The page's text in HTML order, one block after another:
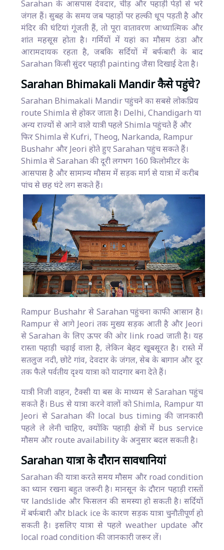
Sarahan के आसपास देवदार, चीड़ और पहाड़ी पेड़ों से भरे
जंगल हैं। सुबह के समय जब पहाड़ों पर हल्की धूप पड़ती है और
मंदिर की घंटियां गूंजती हैं, तो पूरा वातावरण आध्यात्मिक और
शांत महसूस होता है। गर्मियों में यहां का मौसम ठंडा और
आरामदायक रहता है, जबकि सर्दियों में बर्फबारी के बाद
Sarahan किसी सुंदर पहाड़ी painting जैसा दिखाई देता है।
Sarahan Bhimakali Mandir कैसे पहुंचे?
Sarahan Bhimakali Mandir पहुंचने का सबसे लोकप्रिय
route Shimla से होकर जाता है। Delhi, Chandigarh या
अन्य राज्यों से आने वाले यात्री पहले Shimla पहुंचते हैं और
फिर Shimla से Kufri, Theog, Narkanda, Rampur
Bushahr और Jeori होते हुए Sarahan पहुंच सकते हैं।
Shimla से Sarahan की दूरी लगभग 160 किलोमीटर के
आसपास है और सामान्य मौसम में सड़क मार्ग से यात्रा में करीब
पांच से छह घंटे लग सकते हैं।
Rampur Bushahr से Sarahan पहुंचना काफी आसान है।
Rampur से आगे Jeori तक मुख्य सड़क आती है और Jeori
से Sarahan के लिए ऊपर की ओर link road जाती है। यह
रास्ता पहाड़ी चढ़ाई वाला है, लेकिन बेहद खूबसूरत है। रास्ते में
सतलुज नदी, छोटे गांव, देवदार के जंगल, सेब के बागान और दूर
तक फैले पर्वतीय दृश्य यात्रा को यादगार बना देते हैं।
यात्री निजी वाहन, टैक्सी या बस के माध्यम से Sarahan पहुंच
सकते हैं। Bus से यात्रा करने वालों को Shimla, Rampur या
Jeori से Sarahan की local bus timing की जानकारी
पहले ले लेनी चाहिए, क्योंकि पहाड़ी क्षेत्रों में bus service
मौसम और route availability के अनुसार बदल सकती है।
Sarahan यात्रा के दौरान सावधानियां
Sarahan की यात्रा करते समय मौसम और road condition
का ध्यान रखना बहुत जरूरी है। मानसून के दौरान पहाड़ी रास्तों
पर landslide और फिसलन की समस्या हो सकती है। सर्दियों
में बर्फबारी और black ice के कारण सड़क यात्रा चुनौतीपूर्ण हो
सकती है। इसलिए यात्रा से पहले weather update और
local road condition की जानकारी जरूर लें।